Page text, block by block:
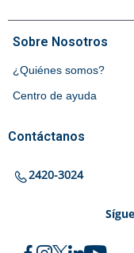
Sobre Nosotros
¿Quiénes somos?
Centro de ayuda
Contáctanos
2420-3024